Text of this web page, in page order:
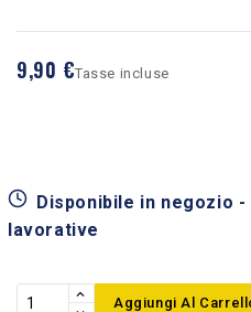
9,90 €Tasse incluse
Disponibile in negozio
lavorative
Aggiungi Al